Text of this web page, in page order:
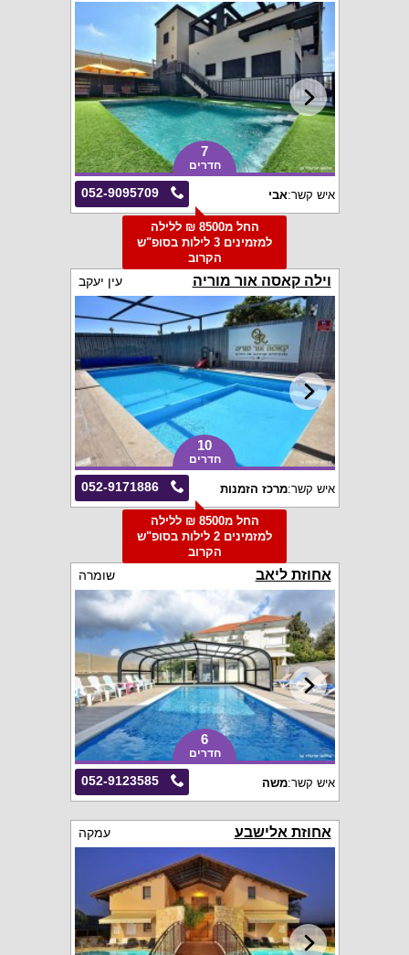
7
חדרים
052-9095709 איש קשר:אבי
החל מ8500 ₪ ללילה
למזמינים 3 לילות בסופ"ש
הקרוב
וילה קאסה אור מוריה עין יעקב
10
חדרים
052-9171886 איש קשר:מרכז הזמנות
החל מ8500 ₪ ללילה
למזמינים 2 לילות בסופ"ש
הקרוב
אחוזת ליאב שומרה
6
חדרים
052-9123585 איש קשר:משה
אחוזת אלישבע עמקה